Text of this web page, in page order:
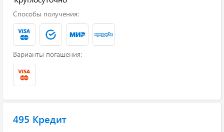
Способы получения:
Варианты погашения:
495 Кредит